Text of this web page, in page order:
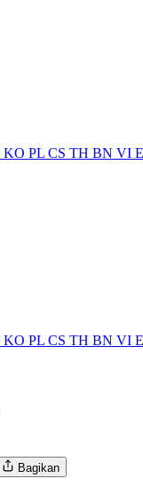
KO PL CS TH BN VI
KO PL CS TH BN VI
Bagikan